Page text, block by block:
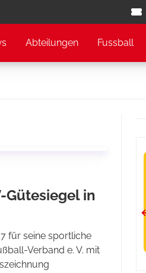
Abteilungen Fussball
Gütesiegel in
für seine sportliche
Verband e. V. mit